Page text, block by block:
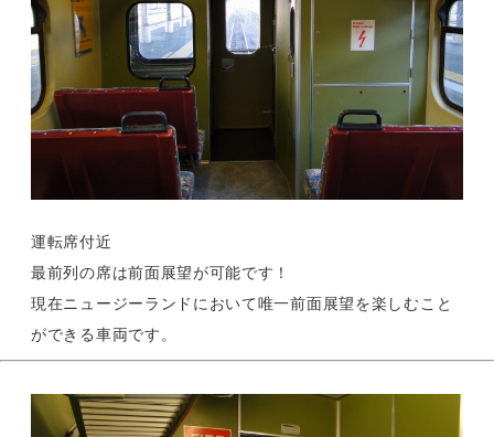
運転席付近
最前列の席は前面展望が可能です！
現在ニュージーランドにおいて唯一前面展望を楽しむこと
ができる車両です。